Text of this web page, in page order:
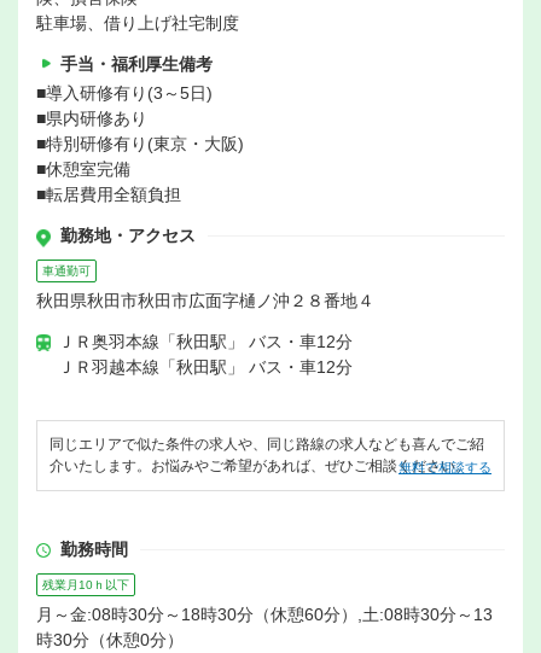
駐車場、借り上げ社宅制度
手当・福利厚生備考
■導入研修有り(3～5日)
■県内研修あり
■特別研修有り(東京・大阪)
■休憩室完備
■転居費用全額負担
勤務地・アクセス
車通勤可
秋田県秋田市秋田市広面字樋ノ沖２８番地４
ＪＲ奥羽本線「秋田駅」 バス・車12分
ＪＲ羽越本線「秋田駅」 バス・車12分
同じエリアで似た条件の求人や、同じ路線の求人なども喜んでご紹
介いたします。お悩みやご希望があれば、ぜひご相談ください。
無料で相談する
勤務時間
残業月10ｈ以下
月～金:08時30分～18時30分（休憩60分）,土:08時30分～13
時30分（休憩0分）